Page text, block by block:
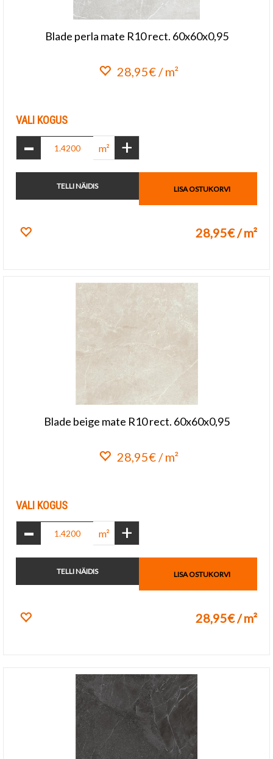
Blade perla mate R10 rect. 60x60x0,95
28,95€ / m²
VALI KOGUS
- m² +
TELLI NÄIDIS LISA OSTUKORVI
28,95€ / m²
Blade beige mate R10 rect. 60x60x0,95
28,95€ / m²
VALI KOGUS
- m² +
TELLI NÄIDIS LISA OSTUKORVI
28,95€ / m²